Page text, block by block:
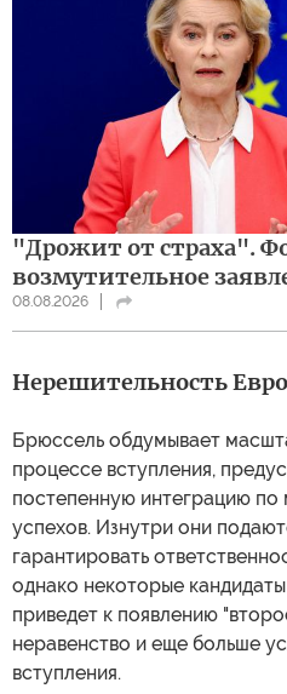
"Дрожит от страха".
возмутительное
08.08.2026
Нерешительность
Брюссель обдумывает
процессе вступления,
постепенную интеграцию по
успехов. Изнутри они
гарантировать
однако некоторые
приведет к появлению
неравенство и еще больше
вступления.